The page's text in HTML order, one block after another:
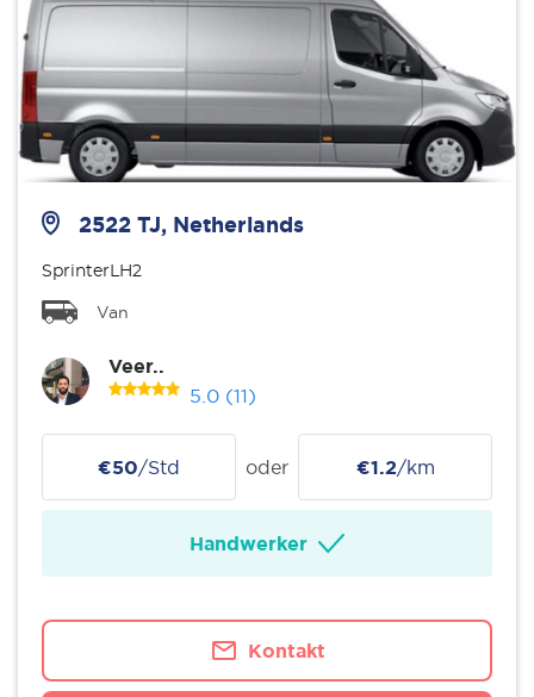
2522 TJ, Netherlands
SprinterLH2
Van
Veer..
5.0 (11)
€50/Std oder €1.2/km
Handwerker
Kontakt